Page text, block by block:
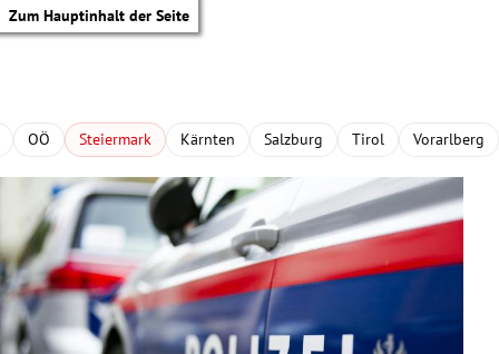
Zum Hauptinhalt der Seite
OÖ Steiermark Kärnten Salzburg Tirol Vorarlberg